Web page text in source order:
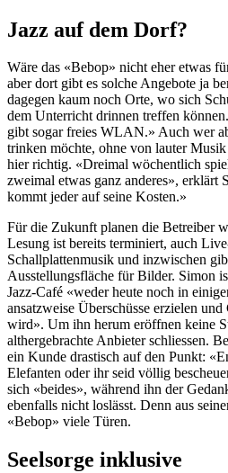
Jazz auf dem Dorf?
Wäre das «Bebop» nicht eher etwas
aber dort gibt es solche Angebote ja
dagegen kaum noch Orte, wo sich
dem Unterricht drinnen treffen
gibt sogar freies WLAN.» Auch wer
trinken möchte, ohne von lauter
hier richtig. «Dreimal wöchentlich
zweimal etwas ganz anderes», erklärt
kommt jeder auf seine Kosten.»
Für die Zukunft planen die Betreiber
Lesung ist bereits terminiert, auch
Schallplattenmusik und inzwischen
Ausstellungsfläche für Bilder. Simon
Jazz-Café «weder heute noch in
ansatzweise Überschüsse erzielen
wird». Um ihn herum eröffnen keine
althergebrachte Anbieter schliessen.
ein Kunde drastisch auf den Punkt:
Elefanten oder ihr seid völlig
sich «beides», während ihn der
ebenfalls nicht loslässt. Denn aus
«Bebop» viele Türen.
Seelsorge inklusive